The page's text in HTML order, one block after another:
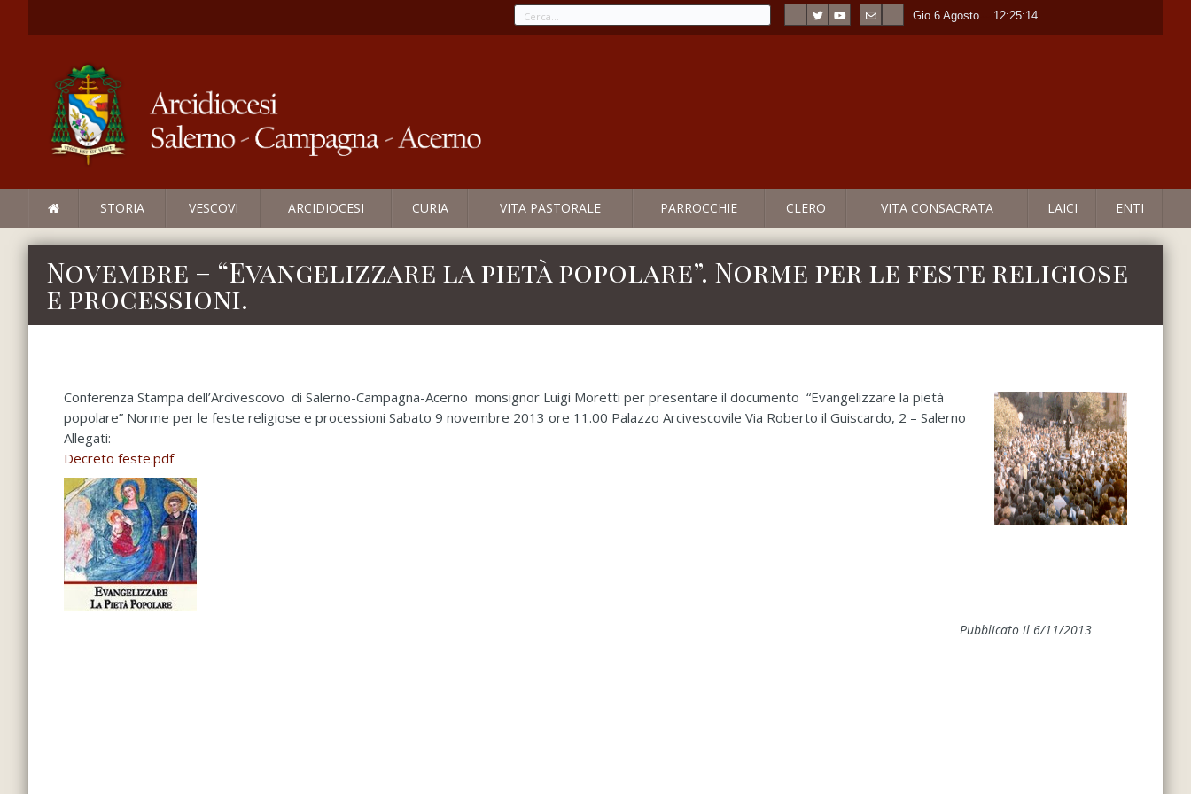
Gio 6 Agosto 12:25:14
STORIA VESCOVI ARCIDIOCESI CURIA VITA PASTORALE PARROCCHIE CLERO VITA CONSACRATA LAICI ENTI
Novembre – “Evangelizzare la pietà popolare”. Norme per le feste religiose
e processioni.
Conferenza Stampa dell’Arcivescovo di Salerno-Campagna-Acerno monsignor Luigi Moretti per presentare il documento “Evangelizzare la pietà
popolare” Norme per le feste religiose e processioni Sabato 9 novembre 2013 ore 11.00 Palazzo Arcivescovile Via Roberto il Guiscardo, 2 – Salerno
Allegati:
Decreto feste.pdf
Pubblicato il 6/11/2013